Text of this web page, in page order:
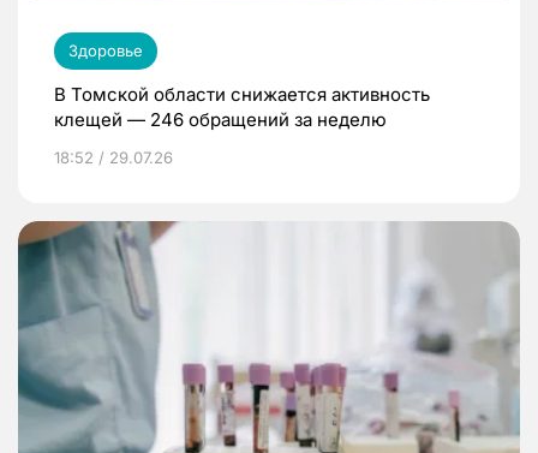
Здоровье
В Томской области снижается активность
клещей — 246 обращений за неделю
18:52 / 29.07.26